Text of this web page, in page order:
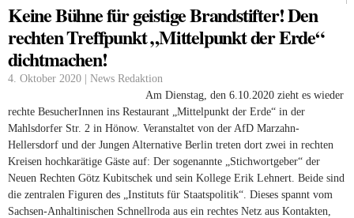
Keine Bühne für geistige Brandstifter! Den
rechten Treffpunkt „Mittelpunkt der Erde“
dichtmachen!
4. Oktober 2020 | News Redaktion
Am Dienstag, den 6.10.2020 zieht es wieder
rechte BesucherInnen ins Restaurant „Mittelpunkt der Erde“ in der
Mahlsdorfer Str. 2 in Hönow. Veranstaltet von der AfD Marzahn-
Hellersdorf und der Jungen Alternative Berlin treten dort zwei in rechten
Kreisen hochkarätige Gäste auf: Der sogenannte „Stichwortgeber“ der
Neuen Rechten Götz Kubitschek und sein Kollege Erik Lehnert. Beide sind
die zentralen Figuren des „Instituts für Staatspolitik“. Dieses spannt vom
Sachsen-Anhaltinischen Schnellroda aus ein rechtes Netz aus Kontakten,